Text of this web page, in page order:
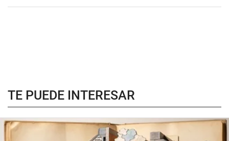
TE PUEDE INTERESAR